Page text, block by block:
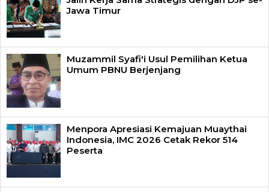
Jawa Timur
Muzammil Syafi'i Usul Pemilihan Ketua
Umum PBNU Berjenjang
Menpora Apresiasi Kemajuan Muaythai
Indonesia, IMC 2026 Cetak Rekor 514
Peserta